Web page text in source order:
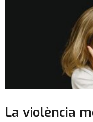
La violència